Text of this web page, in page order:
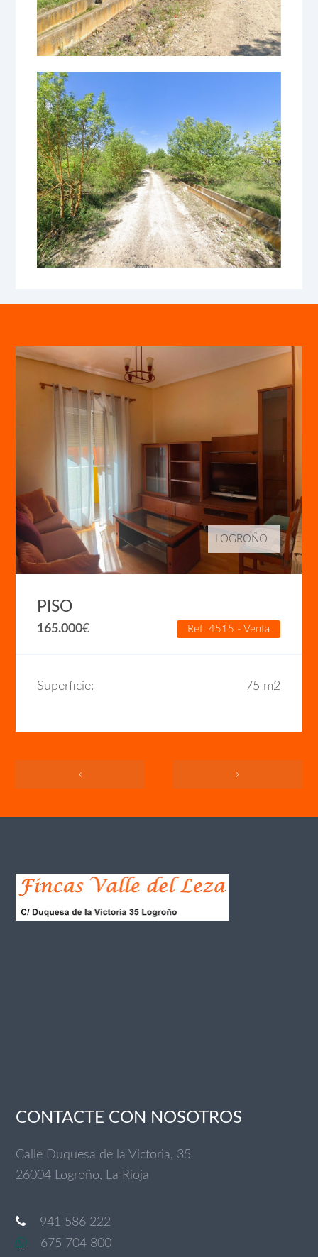
LOGROÑO
PISO
165.000€ Ref. 4515 - Venta
Superficie: 75 m2
‹ ›
CONTACTE CON NOSOTROS
Calle Duquesa de la Victoria, 35
26004 Logroño, La Rioja
941 586 222
675 704 800